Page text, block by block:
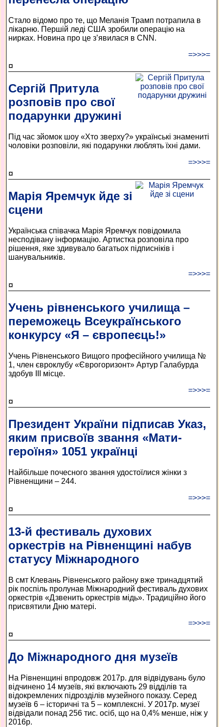
Стало відомо про те, що Меланія Трамп потрапила в
лікарню. Першій леді США зробили операцію на
нирках. Новина про це з’явилася в CNN.
=>>>=
¤
Сергій Притула
розповів про свої
подарунки дружині
Під час зйомок шоу «Хто зверху?» українські знамениті
чоловіки розповіли, які подарунки люблять їхні дами.
=>>>=
¤
Марія Яремчук йде зі
сцени
Українська співачка Марія Яремчук повідомила
несподівану інформацію. Артистка розповіла про
рішення, яке здивувало багатьох підписніків і
шанувальників.
=>>>=
¤
Учень рівненського училища –
переможець Всеукраїнського
конкурсу «Я – європеєць!»
Учень Рівненського Вищого професійного училища №
1, член євроклубу «Єврогоризонт» Артур Галабурда
здобув ІІІ місце.
=>>>=
¤
Президент України підписав Указ,
яким присвоїв звання «Мати-
героїня» 1051 українці
Найбільше почесного звання удостоїлися жінки з
Рівненщини – 244.
=>>>=
¤
13-й фестиваль духових
оркестрів на Рівненщині набув
статусу Міжнародного
В смт Клевань Рівненського району вже тринадцятий
рік поспіль пролунав Міжнародний фестиваль духових
оркестрів «Дзвенить оркестрів мідь». Традиційно його
присвятили Дню матері.
=>>>=
¤
До Міжнародного дня музеїв
На Рівненщині впродовж 2017р. для відвідувань було
відчинено 14 музеїв, які включають 29 відділів та
відокремлених підрозділів музейного показу. Серед
музеїв 6 – історичні та 5 – комплексні. У 2017р. музеї
відвідали понад 256 тис. осіб, що на 0,4% менше, ніж у
2016р.